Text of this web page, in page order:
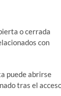
o cerrada
con
puede abrirse
tras el